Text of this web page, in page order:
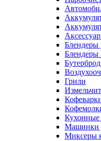
Блендеры
Блендеры
Грили
Машинки
Миксеры